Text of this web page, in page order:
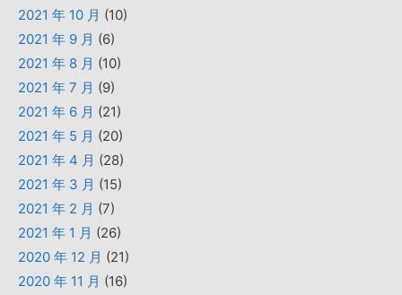
2021 年 10 月 (10)
2021 年 9 月 (6)
2021 年 8 月 (10)
2021 年 7 月 (9)
2021 年 6 月 (21)
2021 年 5 月 (20)
2021 年 4 月 (28)
2021 年 3 月 (15)
2021 年 2 月 (7)
2021 年 1 月 (26)
2020 年 12 月 (21)
2020 年 11 月 (16)